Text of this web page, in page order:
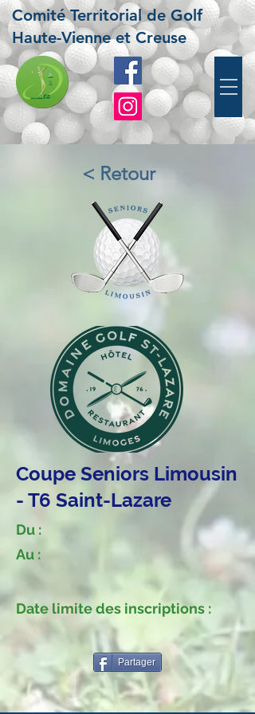
Comité Territorial de Golf
Haute-Vienne et Creuse
< Retour
Coupe Seniors Limousin
- T6 Saint-Lazare
Du :
Au :
Date limite des inscriptions :
Partager